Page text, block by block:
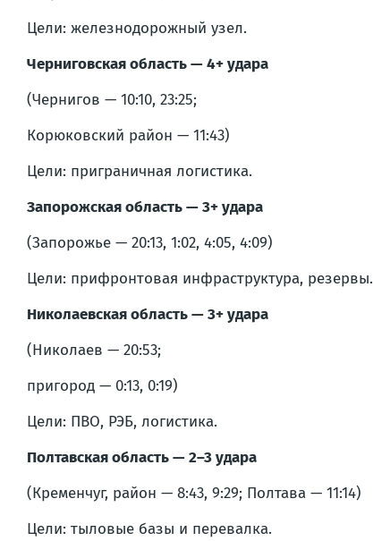
Цели: железнодорожный узел.
Черниговская область — 4+ удара
(Чернигов — 10:10, 23:25;
Корюковский район — 11:43)
Цели: приграничная логистика.
Запорожская область — 3+ удара
(Запорожье — 20:13, 1:02, 4:05, 4:09)
Цели: прифронтовая инфраструктура, резервы.
Николаевская область — 3+ удара
(Николаев — 20:53;
пригород — 0:13, 0:19)
Цели: ПВО, РЭБ, логистика.
Полтавская область — 2–3 удара
(Кременчуг, район — 8:43, 9:29; Полтава — 11:14)
Цели: тыловые базы и перевалка.